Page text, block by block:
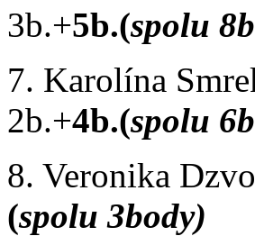
3b.+5b.(spolu
7. Karolína
2b.+4b.(spolu
8. Veronika
(spolu 3body)